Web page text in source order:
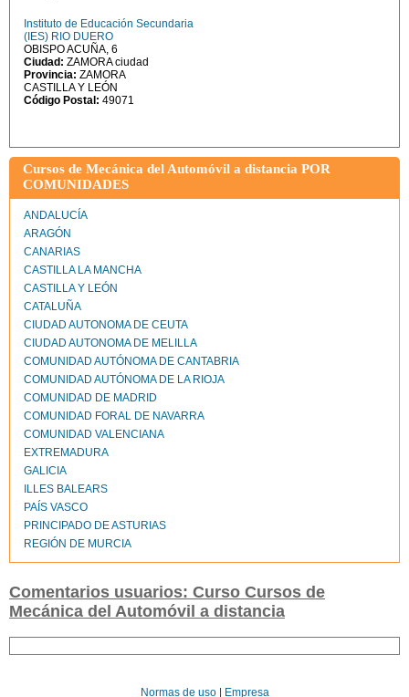
Instituto de Educación Secundaria
(IES) RIO DUERO
OBISPO ACUÑA, 6
Ciudad: ZAMORA ciudad
Provincia: ZAMORA
CASTILLA Y LEÓN
Código Postal: 49071
Cursos de Mecánica del Automóvil a distancia POR
COMUNIDADES
ANDALUCÍA
ARAGÓN
CANARIAS
CASTILLA LA MANCHA
CASTILLA Y LEÓN
CATALUÑA
CIUDAD AUTONOMA DE CEUTA
CIUDAD AUTONOMA DE MELILLA
COMUNIDAD AUTÓNOMA DE CANTABRIA
COMUNIDAD AUTÓNOMA DE LA RIOJA
COMUNIDAD DE MADRID
COMUNIDAD FORAL DE NAVARRA
COMUNIDAD VALENCIANA
EXTREMADURA
GALICIA
ILLES BALEARS
PAÍS VASCO
PRINCIPADO DE ASTURIAS
REGIÓN DE MURCIA
Comentarios usuarios: Curso Cursos de
Mecánica del Automóvil a distancia
Normas de uso| Empresa